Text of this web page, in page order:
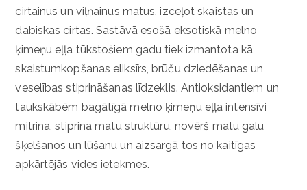
cirtainus un viļņainus matus, izceļot skaistas un
dabiskas cirtas. Sastāvā esošā eksotiskā melno
ķimeņu eļļa tūkstošiem gadu tiek izmantota kā
skaistumkopšanas eliksīrs, brūču dziedēšanas un
veselības stiprināšanas līdzeklis. Antioksidantiem un
taukskābēm bagātīgā melno ķimeņu eļļa intensīvi
mitrina, stiprina matu struktūru, novērš matu galu
šķelšanos un lūšanu un aizsargā tos no kaitīgas
apkārtējās vides ietekmes.